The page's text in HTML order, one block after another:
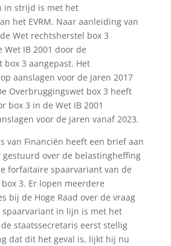
in strijd is met het
het EVRM. Naar aanleiding van
Wet rechtsherstel box 3
Wet IB 2001 door de
box 3 aangepast. Het
aanslagen voor de jaren 2017
Overbruggingswet box 3 heeft
box 3 in de Wet IB 2001
voor de jaren vanaf 2023.
van Financiën heeft een brief aan
gestuurd over de belastingheffing
forfaitaire spaarvariant van de
3. Er lopen meerdere
bij de Hoge Raad over de vraag
in lijn is met het
staatssecretaris eerst stellig
dat dit het geval is, lijkt hij nu